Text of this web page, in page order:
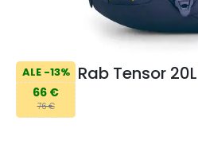
ALE -13%
66 €
76 €
Rab Tensor